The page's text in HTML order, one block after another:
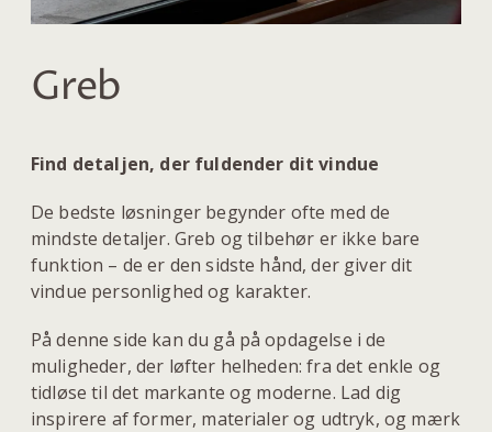
Greb
Find detaljen, der fuldender dit vindue
De bedste løsninger begynder ofte med de
mindste detaljer. Greb og tilbehør er ikke bare
funktion – de er den sidste hånd, der giver dit
vindue personlighed og karakter.
På denne side kan du gå på opdagelse i de
muligheder, der løfter helheden: fra det enkle og
tidløse til det markante og moderne. Lad dig
inspirere af former, materialer og udtryk, og mærk